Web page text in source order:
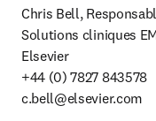
Chris Bell,
Solutions cliniques
Elsevier
+44 (0) 7827 843578
c.bell@elsevier.com